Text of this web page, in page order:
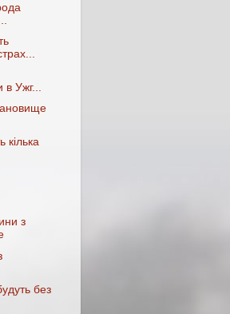
Ужг...
кілька
з
без